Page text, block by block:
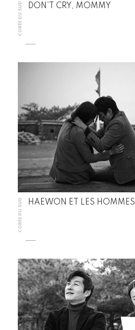
CORÉE DU SUD DON’T CRY, MOMMY
CORÉE DU SUD HAEWON ET LES HOMMES